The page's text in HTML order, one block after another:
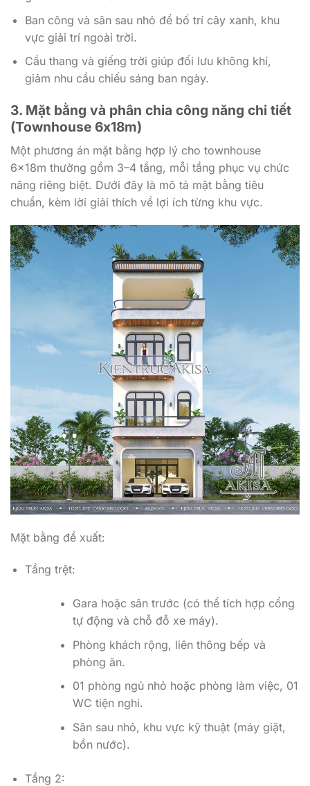
Ban công và sân sau nhỏ để bố trí cây xanh, khu
vực giải trí ngoài trời.
Cầu thang và giếng trời giúp đối lưu không khí,
giảm nhu cầu chiếu sáng ban ngày.
3. Mặt bằng và phân chia công năng chi tiết
(Townhouse 6x18m)
Một phương án mặt bằng hợp lý cho townhouse
6x18m thường gồm 3–4 tầng, mỗi tầng phục vụ chức
năng riêng biệt. Dưới đây là mô tả mặt bằng tiêu
chuẩn, kèm lời giải thích về lợi ích từng khu vực.
Mặt bằng đề xuất:
Tầng trệt:
Gara hoặc sân trước (có thể tích hợp cổng
tự động và chỗ đỗ xe máy).
Phòng khách rộng, liên thông bếp và
phòng ăn.
01 phòng ngủ nhỏ hoặc phòng làm việc, 01
WC tiện nghi.
Sân sau nhỏ, khu vực kỹ thuật (máy giặt,
bồn nước).
Tầng 2: